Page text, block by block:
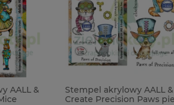
AALL &
Stempel akrylowy AALL &
Create Precision Paws